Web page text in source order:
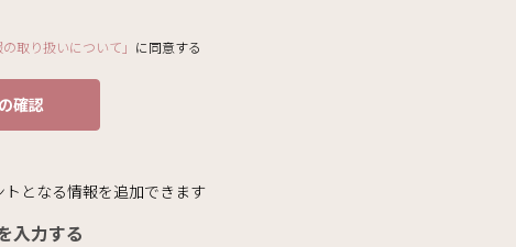
の取り扱いについて」 に同意する
確認
となる情報を追加できます
入力する